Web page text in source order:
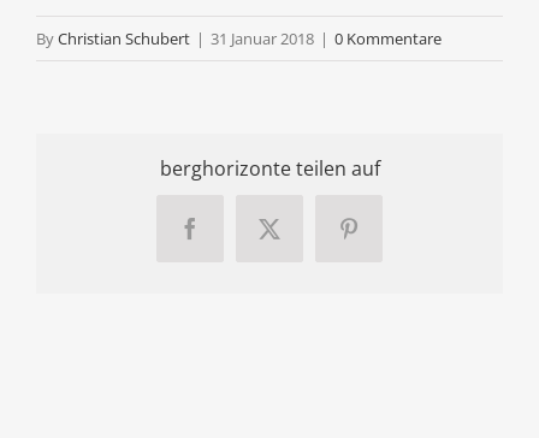
ByChristian Schubert | 31 Januar 2018 | 0 Kommentare
berghorizonte teilen auf
FacebookX Pinterest